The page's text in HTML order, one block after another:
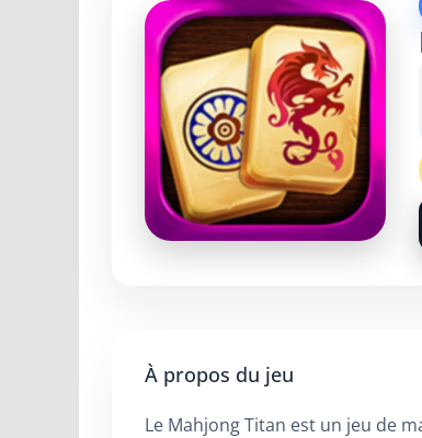
À propos du jeu
Le Mahjong Titan est un jeu de